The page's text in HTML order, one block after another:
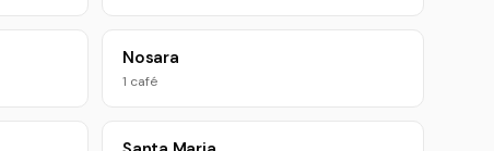
Nosara
1 café